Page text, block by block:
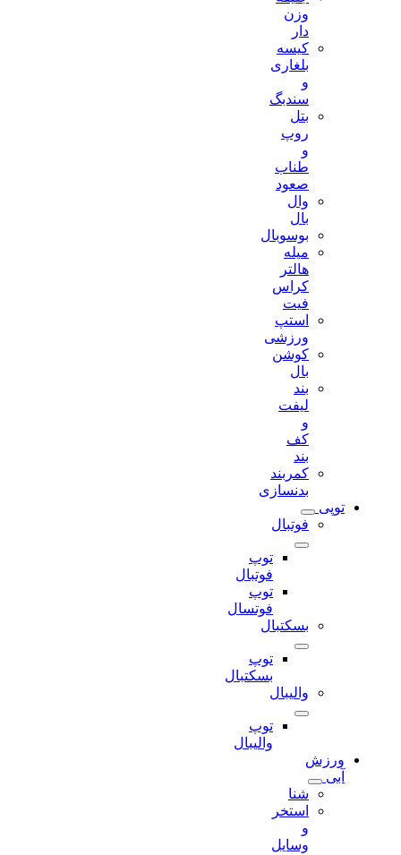
کیسه
بلغاری
سندبگ
بتل
وال
بوسوبال
میله
کراس
استپ
ورزشی
کوشن
کمربند
بدنسازی
توپی
فوتبال
توپ
فوتبال
توپ
فوتسال
بسکتبال
توپ
بسکتبال
والیبال
توپ
والیبال
ورزش
شنا
استخر
وسایل